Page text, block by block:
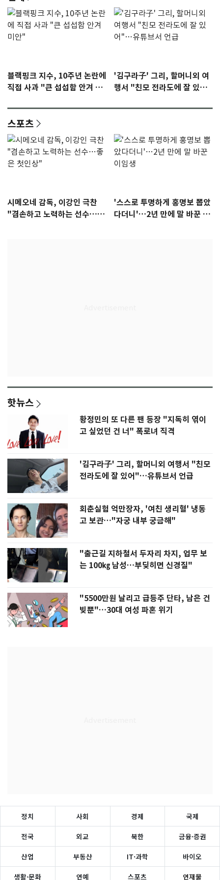
블랙핑크 지수, 10주년 논란에
직접 사과 "큰 섭섭함 안겨 미
'김구라子' 그리, 할머니외 여
행서 "친모 전라도에 잘 있
스포츠
시메오네 감독, 이강인 극찬
"겸손하고 노력하는 선수…좋
'스스로 투명하게 홍명보 뽑았
다더니'…2년 만에 말 바꾼 이
핫뉴스
황정민의 또 다른 팬 등장 "지독히 엮이
고 싶었던 건 너" 폭로녀 직격
'김구라子' 그리, 할머니외 여행서 "친모
전라도에 잘 있어"…유튜브서 언급
회춘실험 억만장자, '여친 생리혈' 냉동
고 보관…"자궁 내부 궁금해"
"출근길 지하철서 두자리 차지, 업무 보
는 100㎏ 남성…부딪히면 신경질"
"5500만원 날리고 급등주 단타, 남은 건
빚뿐"…30대 여성 파혼 위기
정치 사회 경제 국제
전국 외교 북한 금융·증권
산업 부동산 IT·과학 바이오
생활·문화 연예 스포츠 연재물